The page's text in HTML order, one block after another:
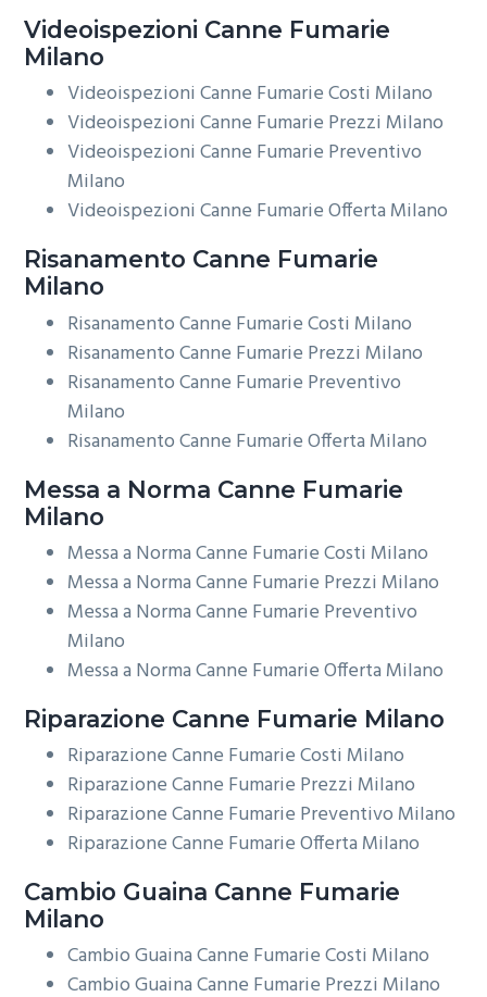
Videoispezioni Canne Fumarie
Milano
Videoispezioni Canne Fumarie Costi Milano
Videoispezioni Canne Fumarie Prezzi Milano
Videoispezioni Canne Fumarie Preventivo
Milano
Videoispezioni Canne Fumarie Offerta Milano
Risanamento Canne Fumarie
Milano
Risanamento Canne Fumarie Costi Milano
Risanamento Canne Fumarie Prezzi Milano
Risanamento Canne Fumarie Preventivo
Milano
Risanamento Canne Fumarie Offerta Milano
Messa a Norma Canne Fumarie
Milano
Messa a Norma Canne Fumarie Costi Milano
Messa a Norma Canne Fumarie Prezzi Milano
Messa a Norma Canne Fumarie Preventivo
Milano
Messa a Norma Canne Fumarie Offerta Milano
Riparazione Canne Fumarie Milano
Riparazione Canne Fumarie Costi Milano
Riparazione Canne Fumarie Prezzi Milano
Riparazione Canne Fumarie Preventivo Milano
Riparazione Canne Fumarie Offerta Milano
Cambio Guaina Canne Fumarie
Milano
Cambio Guaina Canne Fumarie Costi Milano
Cambio Guaina Canne Fumarie Prezzi Milano